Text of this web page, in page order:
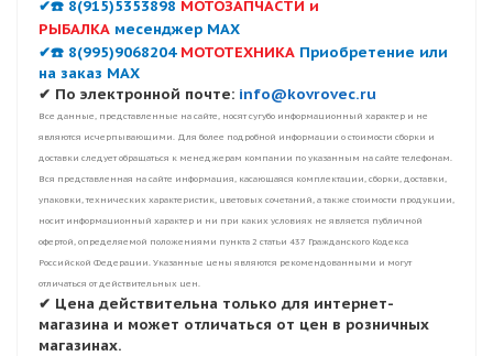
✔☎️ 8(915)5353898 МОТОЗАПЧАСТИ и
РЫБАЛКА месенджер MAX
✔☎️ 8(995)9068204 МОТОТЕХНИКА Приобретение или
на заказ MAX
✔ По электронной почте: info@kovrovec.ru
Все данные, представленные на сайте, носят сугубо информационный характер и не
являются исчерпывающими. Для более подробной информации о стоимости сборки и
доставки следует обращаться к менеджерам компании по указанным на сайте телефонам.
Вся представленная на сайте информация, касающаяся комплектации, сборки, доставки,
упаковки, технических характеристик, цветовых сочетаний, а также стоимости продукции,
носит информационный характер и ни при каких условиях не является публичной
офертой, определяемой положениями пункта 2 статьи 437 Гражданского Кодекса
Российской Федерации. Указанные цены являются рекомендованными и могут
отличаться от действительных цен.
✔ Цена действительна только для интернет-
магазина и может отличаться от цен в розничных
магазинах.